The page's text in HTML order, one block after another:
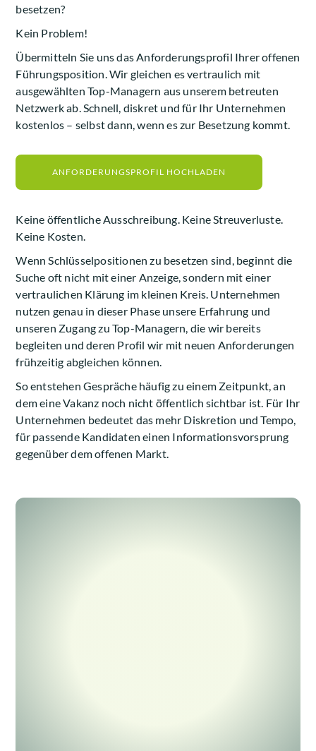
besetzen?
Kein Problem!
Übermitteln Sie uns das Anforderungsprofil Ihrer offenen
Führungsposition. Wir gleichen es vertraulich mit
ausgewählten Top-Managern aus unserem betreuten
Netzwerk ab. Schnell, diskret und für Ihr Unternehmen
kostenlos – selbst dann, wenn es zur Besetzung kommt.
ANFORDERUNGSPROFIL HOCHLADEN
Keine öffentliche Ausschreibung. Keine Streuverluste.
Keine Kosten.
Wenn Schlüsselpositionen zu besetzen sind, beginnt die
Suche oft nicht mit einer Anzeige, sondern mit einer
vertraulichen Klärung im kleinen Kreis. Unternehmen
nutzen genau in dieser Phase unsere Erfahrung und
unseren Zugang zu Top-Managern, die wir bereits
begleiten und deren Profil wir mit neuen Anforderungen
frühzeitig abgleichen können.
So entstehen Gespräche häufig zu einem Zeitpunkt, an
dem eine Vakanz noch nicht öffentlich sichtbar ist. Für Ihr
Unternehmen bedeutet das mehr Diskretion und Tempo,
für passende Kandidaten einen Informationsvorsprung
gegenüber dem offenen Markt.